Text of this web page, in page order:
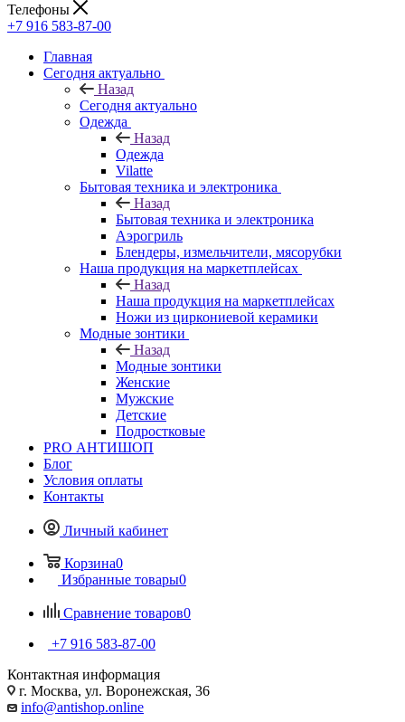
Телефоны
+7 916 583-87-00
Главная
Сегодня актуально
Назад
Сегодня актуально
Одежда
Назад
Одежда
Vilatte
Бытовая техника и электроника
Назад
Бытовая техника и электроника
Аэрогриль
Блендеры, измельчители, мясорубки
Наша продукция на маркетплейсах
Назад
Наша продукция на маркетплейсах
Ножи из циркониевой керамики
Модные зонтики
Назад
Модные зонтики
Женские
Мужские
Детские
Подростковые
PRO АНТИШОП
Блог
Условия оплаты
Контакты
Личный кабинет
Корзина0
Избранные товары0
Сравнение товаров0
+7 916 583-87-00
Контактная информация
г. Москва, ул. Воронежская, 36
info@antishop.online